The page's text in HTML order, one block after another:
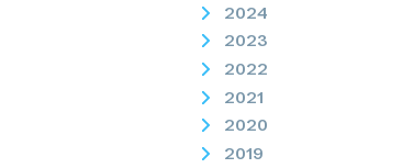
2024
2023
2022
2021
2020
2019